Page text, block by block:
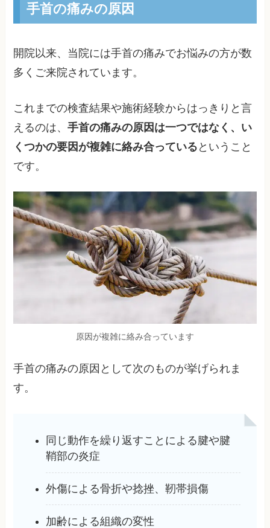
手首の痛みの原因
開院以来、当院には手首の痛みでお悩みの方が数
多くご来院されています。
これまでの検査結果や施術経験からはっきりと言
えるのは、手首の痛みの原因は一つではなく、い
くつかの要因が複雑に絡み合っている ということ
です。
原因が複雑に絡み合っています
手首の痛みの原因として次のものが挙げられま
す。
同じ動作を繰り返すことによる腱や腱
鞘部の炎症
外傷による骨折や捻挫、靭帯損傷
加齢による組織の変性